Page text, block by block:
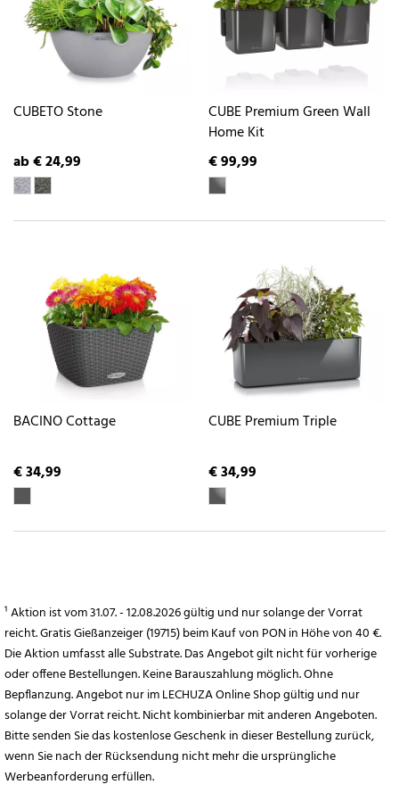
CUBETO Stone
ab € 24,99
CUBE Premium Green Wall
Home Kit
€ 99,99
BACINO Cottage
€ 34,99
CUBE Premium Triple
€ 34,99
¹ Aktion ist vom 31.07. - 12.08.2026 gültig und nur solange der Vorrat
reicht. Gratis Gießanzeiger (19715) beim Kauf von PON in Höhe von 40 €.
Die Aktion umfasst alle Substrate. Das Angebot gilt nicht für vorherige
oder offene Bestellungen. Keine Barauszahlung möglich. Ohne
Bepflanzung. Angebot nur im LECHUZA Online Shop gültig und nur
solange der Vorrat reicht. Nicht kombinierbar mit anderen Angeboten.
Bitte senden Sie das kostenlose Geschenk in dieser Bestellung zurück,
wenn Sie nach der Rücksendung nicht mehr die ursprüngliche
Werbeanforderung erfüllen.